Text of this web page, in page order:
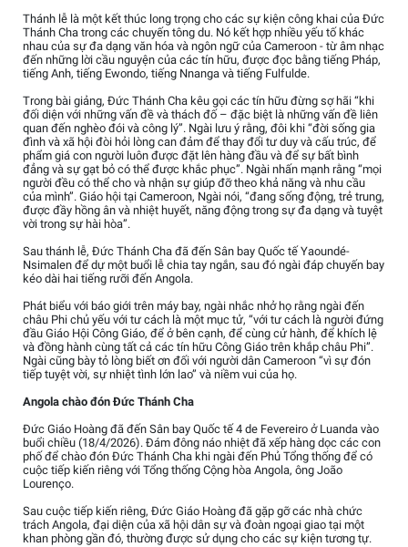
Thánh lễ là một kết thúc long trọng cho các sự kiện công khai của Đức
Thánh Cha trong các chuyến tông du. Nó kết hợp nhiều yếu tố khác
nhau của sự đa dạng văn hóa và ngôn ngữ của Cameroon - từ âm nhạc
đến những lời cầu nguyện của các tín hữu, được đọc bằng tiếng Pháp,
tiếng Anh, tiếng Ewondo, tiếng Nnanga và tiếng Fulfulde.
Trong bài giảng, Đức Thánh Cha kêu gọi các tín hữu đừng sợ hãi “khi
đối diện với những vấn đề và thách đố – đặc biệt là những vấn đề liên
quan đến nghèo đói và công lý”. Ngài lưu ý rằng, đôi khi “đời sống gia
đình và xã hội đòi hỏi lòng can đảm để thay đổi tư duy và cấu trúc, để
phẩm giá con người luôn được đặt lên hàng đầu và để sự bất bình
đẳng và sự gạt bỏ có thể được khắc phục”. Ngài nhấn mạnh rằng “mọi
người đều có thể cho và nhận sự giúp đỡ theo khả năng và nhu cầu
của mình”. Giáo hội tại Cameroon, Ngài nói, “đang sống động, trẻ trung,
được đầy hồng ân và nhiệt huyết, năng động trong sự đa dạng và tuyệt
vời trong sự hài hòa”.
Sau thánh lễ, Đức Thánh Cha đã đến Sân bay Quốc tế Yaoundé-
Nsimalen để dự một buổi lễ chia tay ngắn, sau đó ngài đáp chuyến bay
kéo dài hai tiếng rưỡi đến Angola.
Phát biểu với báo giới trên máy bay, ngài nhắc nhở họ rằng ngài đến
châu Phi chủ yếu với tư cách là một mục tử, “với tư cách là người đứng
đầu Giáo Hội Công Giáo, để ở bên cạnh, để cùng cử hành, để khích lệ
và đồng hành cùng tất cả các tín hữu Công Giáo trên khắp châu Phi”.
Ngài cũng bày tỏ lòng biết ơn đối với người dân Cameroon “vì sự đón
tiếp tuyệt vời, sự nhiệt tình lớn lao” và niềm vui của họ.
Angola chào đón Đức Thánh Cha
Đức Giáo Hoàng đã đến Sân bay Quốc tế 4 de Fevereiro ở Luanda vào
buổi chiều (18/4/2026). Đám đông náo nhiệt đã xếp hàng dọc các con
phố để chào đón Đức Thánh Cha khi ngài đến Phủ Tổng thống để có
cuộc tiếp kiến riêng với Tổng thống Cộng hòa Angola, ông João
Lourenço.
Sau cuộc tiếp kiến riêng, Đức Giáo Hoàng đã gặp gỡ các nhà chức
trách Angola, đại diện của xã hội dân sự và đoàn ngoại giao tại một
khan phòng gần đó, thường được sử dụng cho các sự kiện tương tự.